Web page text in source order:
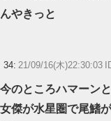
んやきっと
34: 21/09/16(木)22:30:03
今のところハマーン
女傑が水星圏で尾鰭